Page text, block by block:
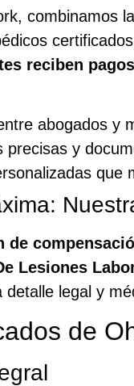
combinamos
reciben
abogados y
precisas y
que
de
Lesiones
legal y
de